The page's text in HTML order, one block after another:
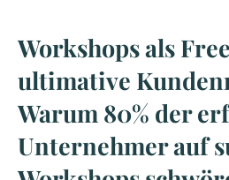
Workshops als
ultimative
Warum 80% der
Unternehmer auf